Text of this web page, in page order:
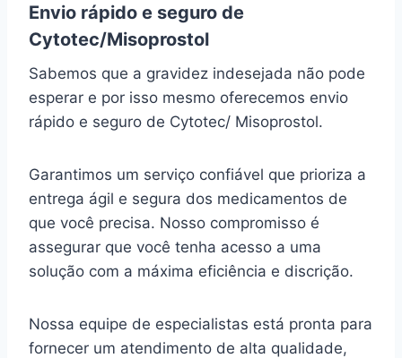
Envio rápido e seguro de
Cytotec/Misoprostol
Sabemos que a gravidez indesejada não pode
esperar e por isso mesmo oferecemos envio
rápido e seguro de Cytotec/ Misoprostol.
Garantimos um serviço confiável que prioriza a
entrega ágil e segura dos medicamentos de
que você precisa. Nosso compromisso é
assegurar que você tenha acesso a uma
solução com a máxima eficiência e discrição.
Nossa equipe de especialistas está pronta para
fornecer um atendimento de alta qualidade,